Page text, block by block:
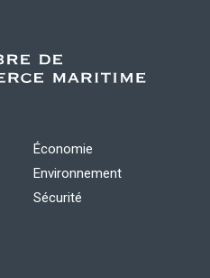
Économie
Environnement
Sécurité